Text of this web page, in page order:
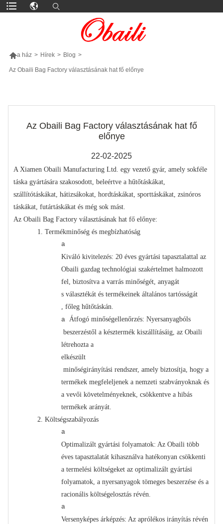
a ház > Hírek > Blog >
Az Obaili Bag Factory választásának hat fő előnye
Az Obaili Bag Factory választásának hat fő
előnye
22-02-2025
A Xiamen Obaili Manufacturing Ltd. egy vezető gyár, amely sokféle
táska gyártására szakosodott, beleértve a hűtőtáskákat,
szállítótáskákat, hátizsákokat, hordtáskákat, sporttáskákat, zsinóros
táskákat, futártáskákat és még sok mást.
Az Obaili Bag Factory választásának hat fő előnye:
1. Termékminőség és megbízhatóság
a
Kiváló kivitelezés: 20 éves gyártási tapasztalattal az
Obaili gazdag technológiai szakértelmet halmozott
fel, biztosítva a varrás minőségét, anyagát
s választékát és termékeinek általános tartósságát
, főleg hűtőtáskán
a Átfogó minőségellenőrzés: Nyersanyagbóls
beszerzéstől a késztermék kiszállításáig, az Obaili
létrehozta a
elkészült
minőségirányítási rendszer, amely biztosítja, hogy a
termékek megfeleljenek a nemzeti szabványoknak és
a vevői követelményeknek, csökkentve a hibás
termékek arányát.
2. Költségszabályozás
a
Optimalizált gyártási folyamatok: Az Obaili több
éves tapasztalatát kihasználva hatékonyan csökkenti
a termelési költségeket az optimalizált gyártási
folyamatok, a nyersanyagok tömeges beszerzése és a
racionális költségelosztás révén.
a
Versenyképes árképzés: Az aprólékos irányítás révén